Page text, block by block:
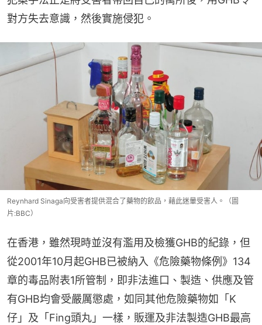
對方失去意識，然後實施侵犯。
Reynhard Sinaga向受害者提供混合了藥物的飲品，藉此迷暈受害人。（圖
片:BBC）
在香港，雖然現時並沒有濫用及檢獲GHB的紀錄，但
從2001年10月起GHB已被納入《危險藥物條例》134
章的毒品附表1所管制，即非法進口、製造、供應及管
有GHB均會受嚴厲懲處，如同其他危險藥物如「K
仔」及「Fing頭丸」一樣，販運及非法製造GHB最高